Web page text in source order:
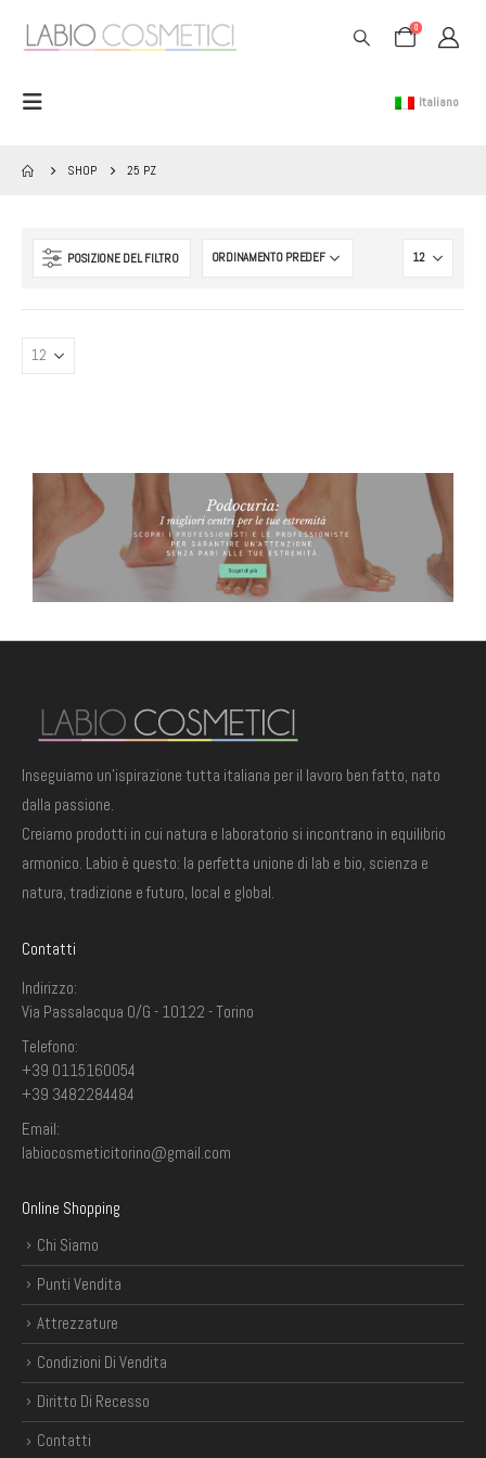
0
Italiano
SHOP 25 PZ
POSIZIONE DEL FILTRO
TRONCHESINE UNGHIE "LEO" NERE PER UNGHIE SPESSE 1/2 LUNA COBALTO
61,00€
CONF. 10 PZ. FIOR DI PELLE 3 ML BUSTINA MONODOSE
3,05€
CONF. 50 PZ. FIOR DI PELLE 3 ML BUSTINA MONODOSE
61,00
CONF. 10 PZ. FIOR DI PELLE 3 ML BUSTINA MONODOSE
3,05€
Inseguiamo un'ispirazione tutta italiana per il lavoro ben fatto, nato
dalla passione.
Creiamo prodotti in cui natura e laboratorio si incontrano in equilibrio
armonico. Labio è questo: la perfetta unione di lab e bio, scienza e
natura, tradizione e futuro, local e global.
Contatti
Indirizzo:
Via Passalacqua 0/G - 10122 - Torino
Telefono:
+39 0115160054
+39 3482284484
Email:
labiocosmeticitorino@gmail.com
Online Shopping
Chi Siamo
Punti Vendita
Attrezzature
Condizioni Di Vendita
Diritto Di Recesso
Contatti